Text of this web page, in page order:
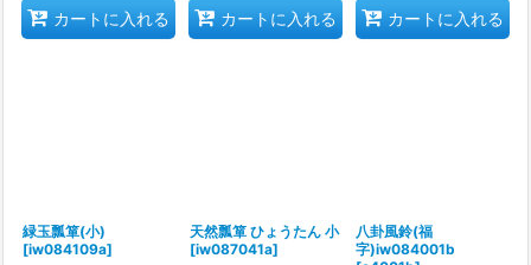
カートに入れる カートに入れる カートに入れる
緑玉瓢箪(小)
[iw084109a]
天然瓢箪 ひょうたん 小
[iw087041a]
八卦風鈴(福
字)iw084001b